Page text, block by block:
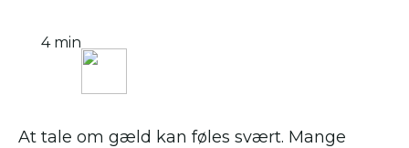
4 min
At tale om gæld kan føles svært. Mange